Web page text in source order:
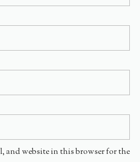
and website in this browser for the